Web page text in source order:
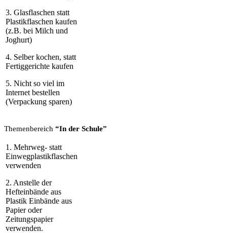
3. Glasflaschen statt
Plastikflaschen kaufen
(z.B. bei Milch und
Joghurt)
4. Selber kochen, statt
Fertiggerichte kaufen
5. Nicht so viel im
Internet bestellen
(Verpackung sparen)
Themenbereich “In der Schule”
1. Mehrweg- statt
Einwegplastikflaschen
verwenden
2. Anstelle der
Hefteinbände aus
Plastik Einbände aus
Papier oder
Zeitungspapier
verwenden.